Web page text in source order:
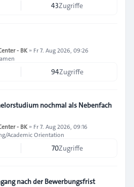
43Zugriffe
- BK» Fr 7. Aug 2026, 09:26
94Zugriffe
nochmal als Nebenfach
- BK» Fr 7. Aug 2026, 09:16
Academic Orientation
70Zugriffe
nach der Bewerbungsfrist